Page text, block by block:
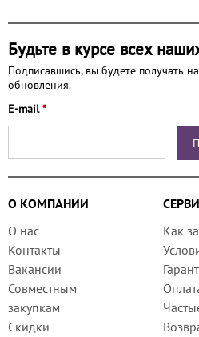
Будьте в курсе всех
Подписавшись, вы будете получать
обновления.
E-mail*
О КОМПАНИИ
О нас
Контакты
Вакансии
Совместным
закупкам
Скидки
Как